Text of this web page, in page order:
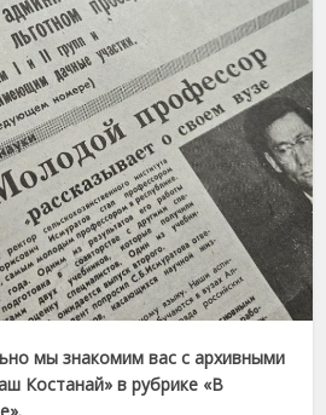
мы знакомим вас с архивными
Костанай» в рубрике «В